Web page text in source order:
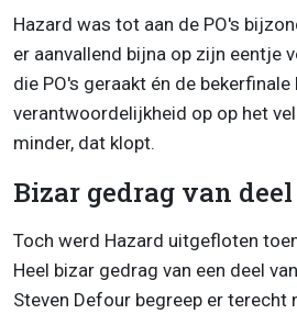
Hazard was tot aan de PO's
er aanvallend bijna op zijn eentje
die PO's geraakt én de
verantwoordelijkheid op op het
minder, dat klopt.
Bizar gedrag van deel
Toch werd Hazard uitgefloten
Heel bizar gedrag van een deel
Steven Defour begreep er terecht